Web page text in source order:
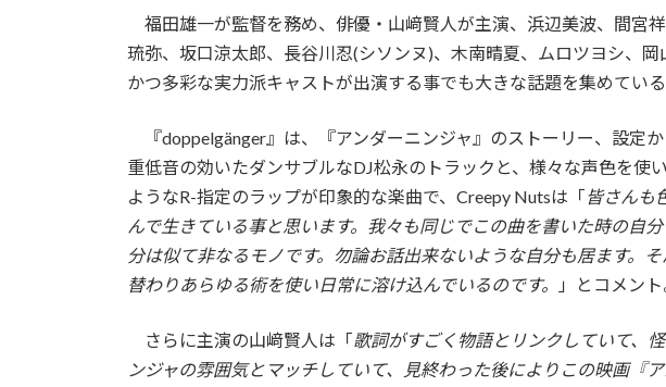
福田雄一が監督を務め、俳優・山﨑賢人が主演、浜辺美波、間宮
琉弥、坂口涼太郎、長谷川忍(シソンヌ)、木南晴夏、ムロツヨシ、
かつ多彩な実力派キャストが出演する事でも大きな話題を集めている
『doppelgänger』は、『アンダーニンジャ』のストーリー、設定か
重低音の効いたダンサブルなDJ松永のトラックと、様々な声色を使
ようなR-指定のラップが印象的な楽曲で、Creepy Nutsは「皆さんも
んで生きている事と思います。我々も同じでこの曲を書いた時の自
分は似て非なるモノです。勿論お話出来ないような自分も居ます。
替わりあらゆる術を使い日常に溶け込んでいるのです。
」とコメント
さらに主演の山﨑賢人は「歌詞がすごく物語とリンクしていて、
ンジャの雰囲気とマッチしていて、見終わった後によりこの映画『